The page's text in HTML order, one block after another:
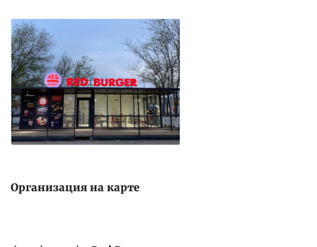
Организация на карте